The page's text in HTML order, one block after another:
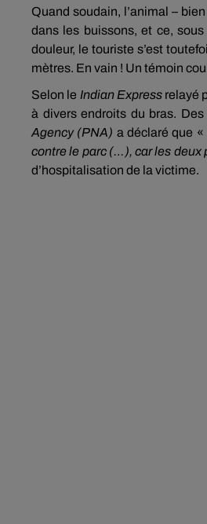
Quand soudain, l’animal –
dans les buissons, et ce,
douleur, le touriste s’est
mètres. En vain ! Un témoin
Selon le Indian Expressrelayé
à divers endroits du bras.
Agency (PNA) a déclaré que «
contre le parc (…), car les deux
d’hospitalisation de la victime.